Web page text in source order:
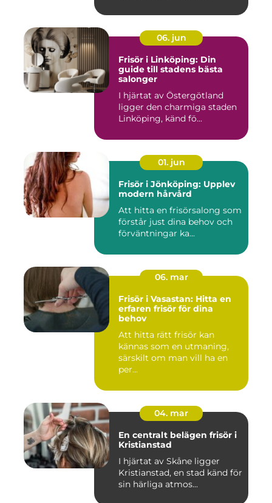
06. jun
Frisör i Linköping: Din
guide till stadens bästa
salonger
I hjärtat av Östergötland
ligger den charmiga staden
Linköping, känd fö...
01. jun
Frisör i Jönköping: Upplev
modern hårvård
Att hitta en frisörsalong som
förstår just dina behov och
förväntningar ka...
06. mar
Frisör i Vasastan: Hitta en
erfaren frisör för dina
behov
Att hitta rätt frisör kan
kännas som en utmaning,
särskilt om man vill ha en
per...
04. mar
En centralt belägen frisör i
Kristianstad
I hjärtat av Skåne ligger
Kristianstad, en stad känd för
sin härliga atmos...